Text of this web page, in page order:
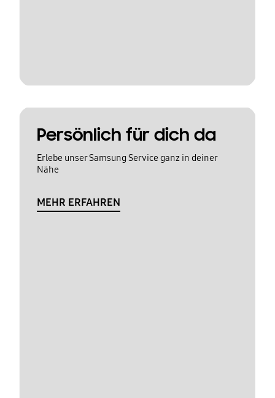
Persönlich für dich da
Erlebe unser Samsung Service ganz in deiner
Nähe
MEHR ERFAHREN